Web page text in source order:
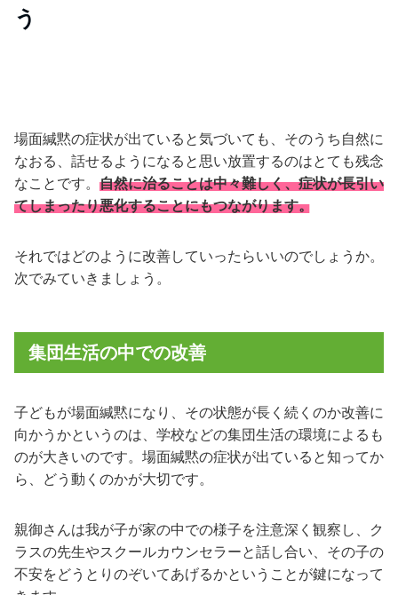
う
場面緘黙の症状が出ていると気づいても、そのうち自然に
なおる、話せるようになると思い放置するのはとても残念
なことです。 自然に治ることは中々難しく、症状が長引い
てしまったり悪化することにもつながります。
それではどのように改善していったらいいのでしょうか。
次でみていきましょう。
集団生活の中での改善
子どもが場面緘黙になり、その状態が長く続くのか改善に
向かうかというのは、学校などの集団生活の環境によるも
のが大きいのです。 場面緘黙の症状が出ていると知ってか
ら、どう動くのかが大切です。
親御さんは我が子が家の中での様子を注意深く観察し、ク
ラスの先生やスクールカウンセラーと話し合い、その子の
不安をどうとりのぞいてあげるかということが鍵になって